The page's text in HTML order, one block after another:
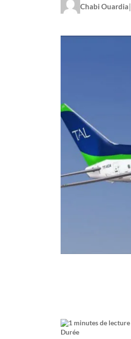
Chabi Ouardia|
1 minutes de lecture